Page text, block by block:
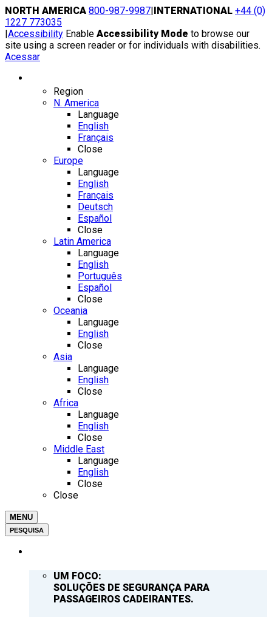
Skip
to
content
NORTH AMERICA 800-987-9987|INTERNATIONAL +44 (0)
1227 773035
|Accessibility Enable Accessibility Mode to browse our
site using a screen reader or for individuals with disabilities.
Acessar
Region
N. America
Language
English
Français
Close
Europe
Language
English
Français
Deutsch
Español
Close
Latin America
Language
English
Português
Español
Close
Oceania
Language
English
Close
Asia
Language
English
Close
Africa
Language
English
Close
Middle East
Language
English
Close
Close
MENU
PESQUISA
UM FOCO:
SOLUÇÕES DE SEGURANÇA PARA
PASSAGEIROS CADEIRANTES.